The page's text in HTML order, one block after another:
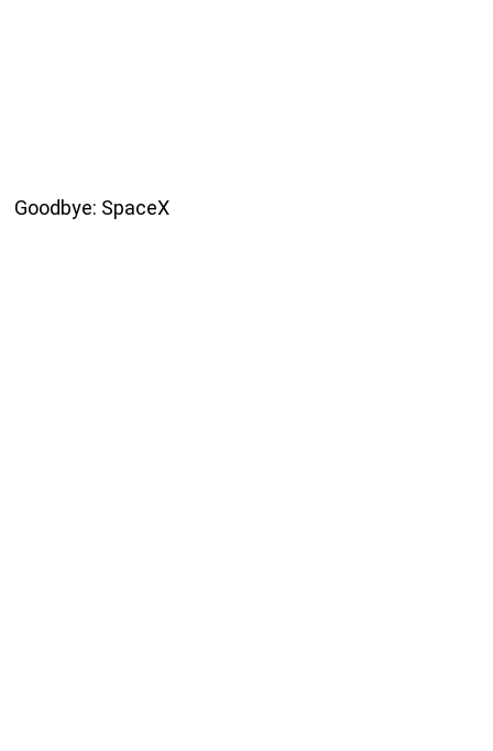
Goodbye: SpaceX